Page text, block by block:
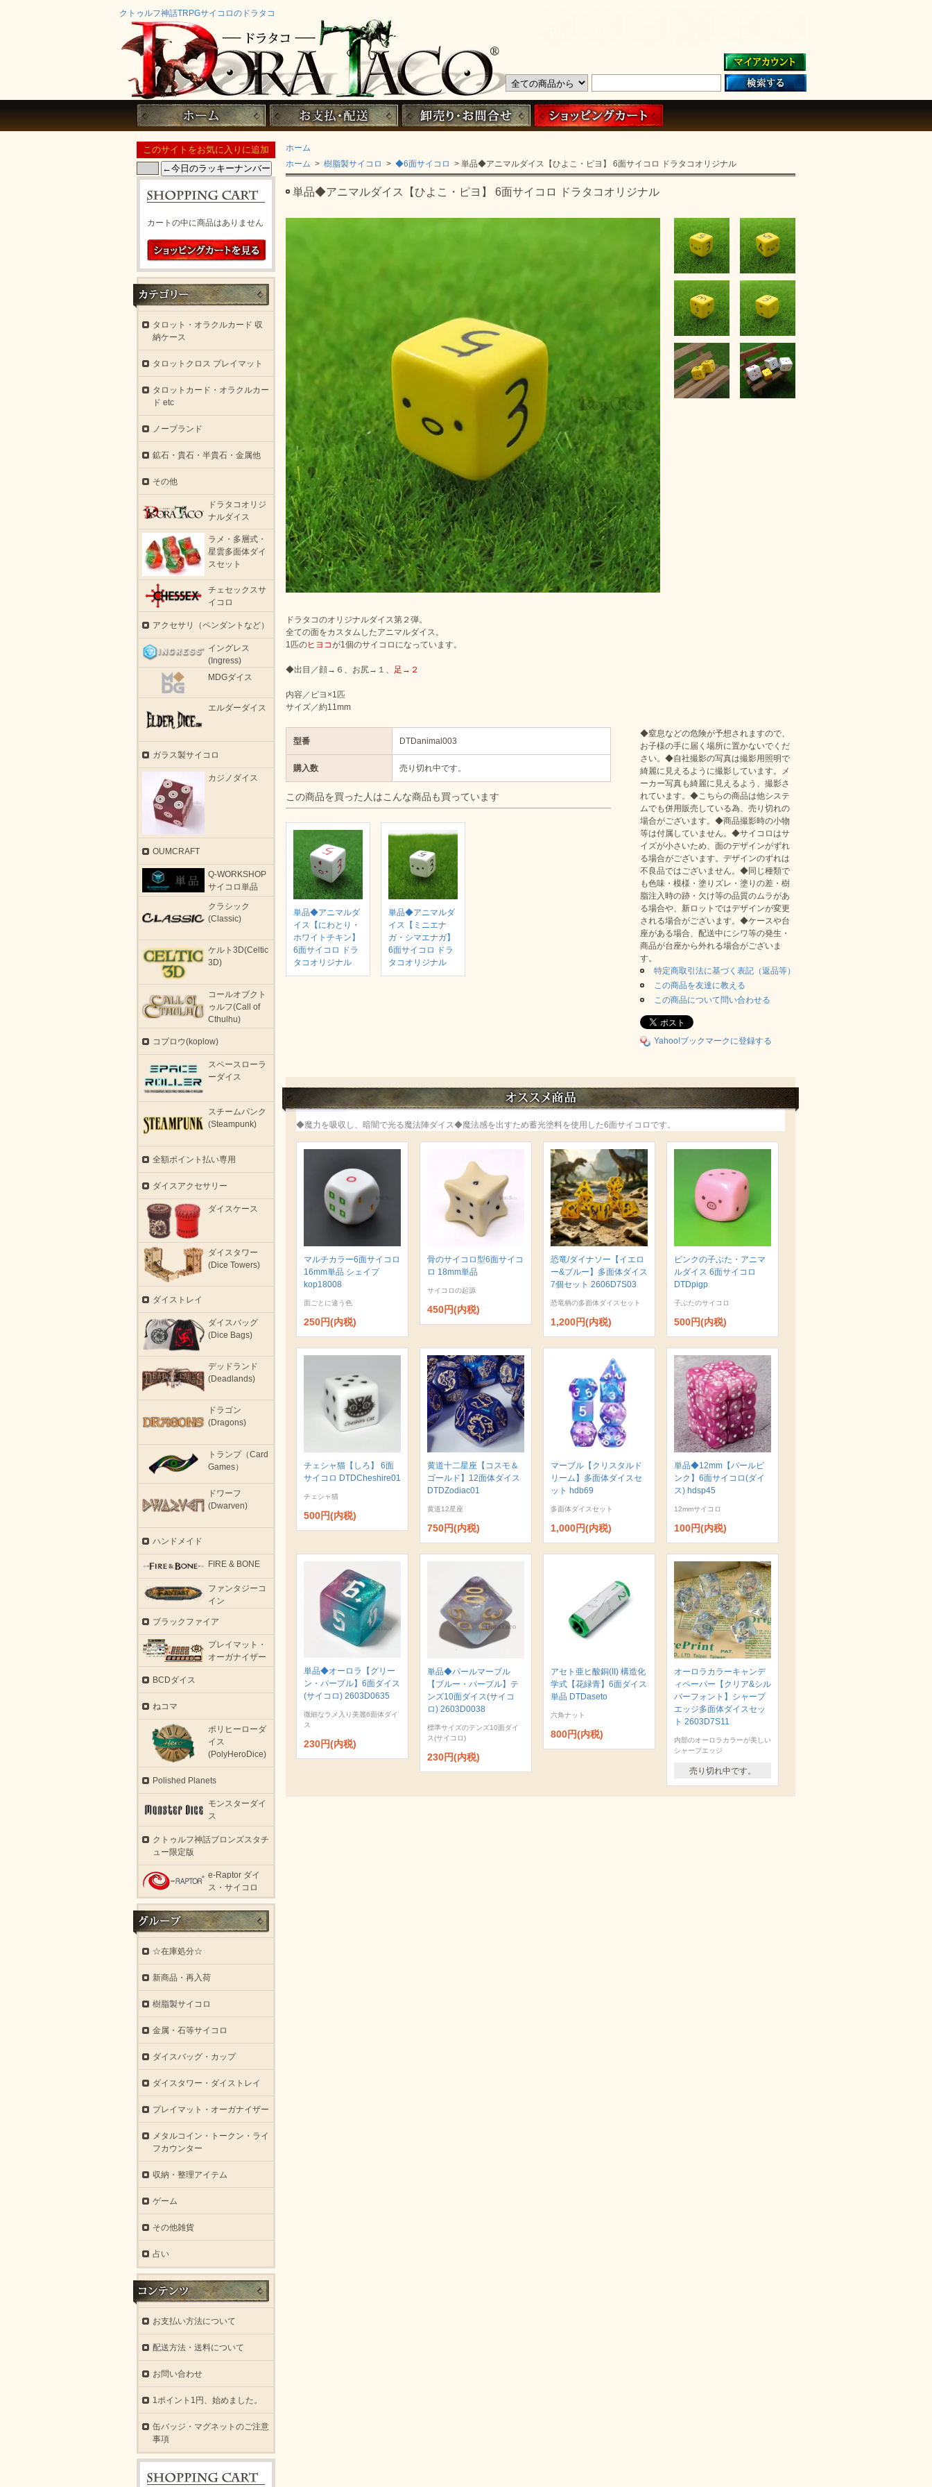
クトゥルフ神話TRPGサイコロのドラタコ
ホーム
ホーム > 樹脂製サイコロ > ◆6面サイコロ > 単品◆アニマルダイス【ひよこ・ピヨ】 6面サイコロ ドラタコオリジナル
単品◆アニマルダイス【ひよこ・ピヨ】 6面サイコロ ドラタコオリジナル
ドラタコのオリジナルダイス第２弾。
全ての面をカスタムしたアニマルダイス。
1匹のヒヨコが1個のサイコロになっています。
◆出目／顔→６、お尻→１、 足→２
内容／ピヨ×1匹
サイズ／約11mm
型番 DTDanimal003
購入数 売り切れ中です。
この商品を買った人はこんな商品も買っています
単品◆アニマルダ
イス【にわとり・
ホワイトチキン】
6面サイコロ ドラ
タコオリジナル
単品◆アニマルダ
イス【ミニエナ
ガ・シマエナガ】
6面サイコロ ドラ
タコオリジナル
◆窒息などの危険が予想されますので、
お子様の手に届く場所に置かないでくだ
さい。◆自社撮影の写真は撮影用照明で
綺麗に見えるように撮影しています。メ
ーカー写真も綺麗に見えるよう、撮影さ
れています。◆こちらの商品は他システ
ムでも併用販売している為、売り切れの
場合がございます。◆商品撮影時の小物
等は付属していません。◆サイコロはサ
イズが小さいため、面のデザインがずれ
る場合がございます。デザインのずれは
不良品ではございません。◆同じ種類で
も色味・模様・塗りズレ・塗りの差・樹
脂注入時の跡・欠け等の品質のムラがあ
る場合や、新ロットではデザインが変更
される場合がございます。◆ケースや台
座がある場合、配送中にシワ等の発生・
商品が台座から外れる場合がございま
す。
特定商取引法に基づく表記（返品等）
この商品を友達に教える
この商品について問い合わせる
Yahoo!ブックマークに登録する
◆魔力を吸収し、暗闇で光る魔法陣ダイス◆魔法感を出すため蓄光塗料を使用した6面サイコロです。
マルチカラー6面サイコロ
16mm単品 シェイプ
kop18008
面ごとに違う色
250円(内税)
骨のサイコロ型6面サイコ
ロ 18mm単品
サイコロの起源
450円(内税)
恐竜/ダイナソー【イエロ
ー&ブルー】多面体ダイス
7個セット 2606D7S03
恐竜柄の多面体ダイスセット
1,200円(内税)
ピンクの子ぶた・アニマ
ルダイス 6面サイコロ
DTDpigp
子ぶたのサイコロ
500円(内税)
チェシャ猫【しろ】 6面
サイコロ DTDCheshire01
チェシャ猫
500円(内税)
黄道十二星座【コスモ＆
ゴールド】12面体ダイス
DTDZodiac01
黄道12星座
750円(内税)
マーブル【クリスタルド
リーム】多面体ダイスセ
ット hdb69
多面体ダイスセット
1,000円(内税)
単品◆12mm【パールピ
ンク】6面サイコロ(ダイ
ス) hdsp45
12mmサイコロ
100円(内税)
単品◆オーロラ【グリー
ン・パープル】6面ダイス
(サイコロ) 2603D0635
微細なラメ入り美麗6面体ダイ
ス
230円(内税)
単品◆パールマーブル
【ブルー・パープル】テ
ンズ10面ダイス(サイコ
ロ) 2603D0038
標準サイズのテンズ10面ダイ
ス(サイコロ)
230円(内税)
アセト亜ヒ酸銅(II) 構造化
学式【花緑青】6面ダイス
単品 DTDaseto
六角ナット
800円(内税)
オーロラカラーキャンデ
ィペーパー【クリア&シル
バーフォント】シャープ
エッジ多面体ダイスセッ
ト 2603D7S11
内部のオーロラカラーが美しい
シャープエッジ
売り切れ中です。
カートの中に商品はありません
タロット・オラクルカード 収
納ケース
タロットクロス プレイマット
タロットカード・オラクルカー
ド etc
ノーブランド
鉱石・貴石・半貴石・金属他
その他
ドラタコオリジ
ナルダイス
ラメ・多層式・
星雲多面体ダイ
スセット
チェセックスサ
イコロ
アクセサリ（ペンダントなど）
イングレス
(Ingress)
MDGダイス
エルダーダイス
ガラス製サイコロ
カジノダイス
OUMCRAFT
Q-WORKSHOP
サイコロ単品
クラシック
(Classic)
ケルト3D(Celtic
3D)
コールオブクト
ゥルフ(Call of
Cthulhu)
コプロウ(koplow)
スペースローラ
ーダイス
スチームパンク
(Steampunk)
全額ポイント払い専用
ダイスアクセサリー
ダイスケース
ダイスタワー
(Dice Towers)
ダイストレイ
ダイスバッグ
(Dice Bags)
デッドランド
(Deadlands)
ドラゴン
(Dragons)
トランプ（Card
Games）
ドワーフ
(Dwarven)
ハンドメイド
FIRE & BONE
ファンタジーコ
イン
ブラックファイア
プレイマット・
オーガナイザー
BCDダイス
ねコマ
ポリヒーローダ
イス
(PolyHeroDice)
Polished Planets
モンスターダイ
ス
クトゥルフ神話ブロンズスタチ
ュー限定版
e-Raptor ダイ
ス・サイコロ
☆在庫処分☆
新商品・再入荷
樹脂製サイコロ
金属・石等サイコロ
ダイスバッグ・カップ
ダイスタワー・ダイストレイ
プレイマット・オーガナイザー
メタルコイン・トークン・ライ
フカウンター
収納・整理アイテム
ゲーム
その他雑貨
占い
お支払い方法について
配送方法・送料について
お問い合わせ
1ポイント1円、始めました。
缶バッジ・マグネットのご注意
事項